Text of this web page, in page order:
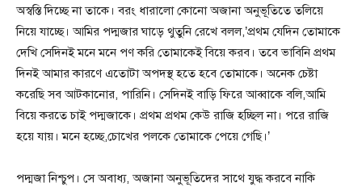
অস্বস্তি দিচ্ছে না তাকে। বরং ধারালো কোনো অজানা অনুভূতিতে তলিয়ে
নিয়ে যাচ্ছে। আমির পদ্মজার ঘাড়ে থুতুনি রেখে বলল,’প্রথম যেদিন তোমাকে
দেখি সেদিনই মনে মনে পণ করি তোমাকেই বিয়ে করব। তবে ভাবিনি প্রথম
দিনই আমার কারণে এতোটা অপদস্থ হতে হবে তোমাকে। অনেক চেষ্টা
করেছি সব আটকানোর, পারিনি। সেদিনই বাড়ি ফিরে আব্বাকে বলি,আমি
বিয়ে করতে চাই পদ্মজাকে। প্রথম প্রথম কেউ রাজি হচ্ছিল না। পরে রাজি
হয়ে যায়। মনে হচ্ছে,চোখের পলকে তোমাকে পেয়ে গেছি।’
পদ্মজা নিশ্চুপ। সে অবাধ্য, অজানা অনুভূতিদের সাথে যুদ্ধ করবে নাকি